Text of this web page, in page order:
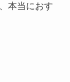
本当におす